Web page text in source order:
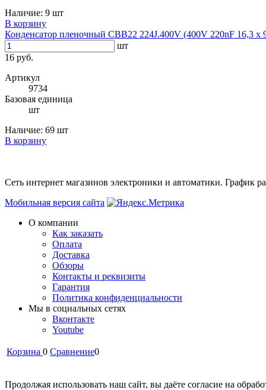
Наличие: 9 шт
В корзину
Конденсатор пленочный CBB22 224J.400V (400V 220nF 16,3 х
шт
16 руб.
Артикул
9734
Базовая единица
шт
Наличие: 69 шт
В корзину
Сеть интернет магазинов электроники и автоматики. График
Мобильная версия сайта
О компании
Как заказать
Оплата
Доставка
Обзоры
Контакты и реквизиты
Гарантия
Политика конфиденциальности
Мы в cоциальных сетях
Вконтакте
Youtube
Корзина 0 Сравнение0
Продолжая использовать наш сайт, вы даёте согласие на